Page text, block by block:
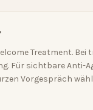
Treatment.
Für sichtbare Anti-
Vorgespräch